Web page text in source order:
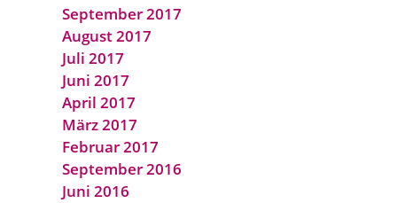
September 2017
August 2017
Juli 2017
Juni 2017
April 2017
März 2017
Februar 2017
September 2016
Juni 2016